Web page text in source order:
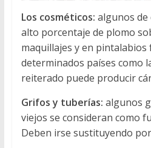
Los cosméticos: algunos
alto porcentaje de plomo
maquillajes y en pintalabios
determinados países como
reiterado puede producir
Grifos y tuberías: algunos
viejos se consideran como
Deben irse sustituyendo